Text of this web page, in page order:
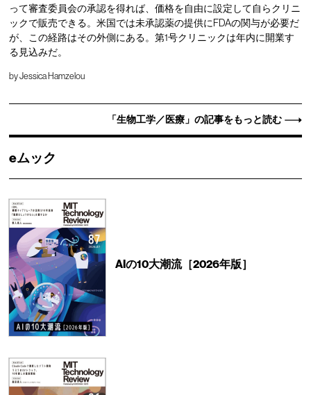
って審査委員会の承認を得れば、価格を自由に設定して自らクリニ
ックで販売できる。米国では未承認薬の提供にFDAの関与が必要だ
が、この経路はその外側にある。第1号クリニックは年内に開業す
る見込みだ。
byJessica Hamzelou
「生物工学／医療」の記事をもっと読む
eムック
AIの10大潮流［2026年版］